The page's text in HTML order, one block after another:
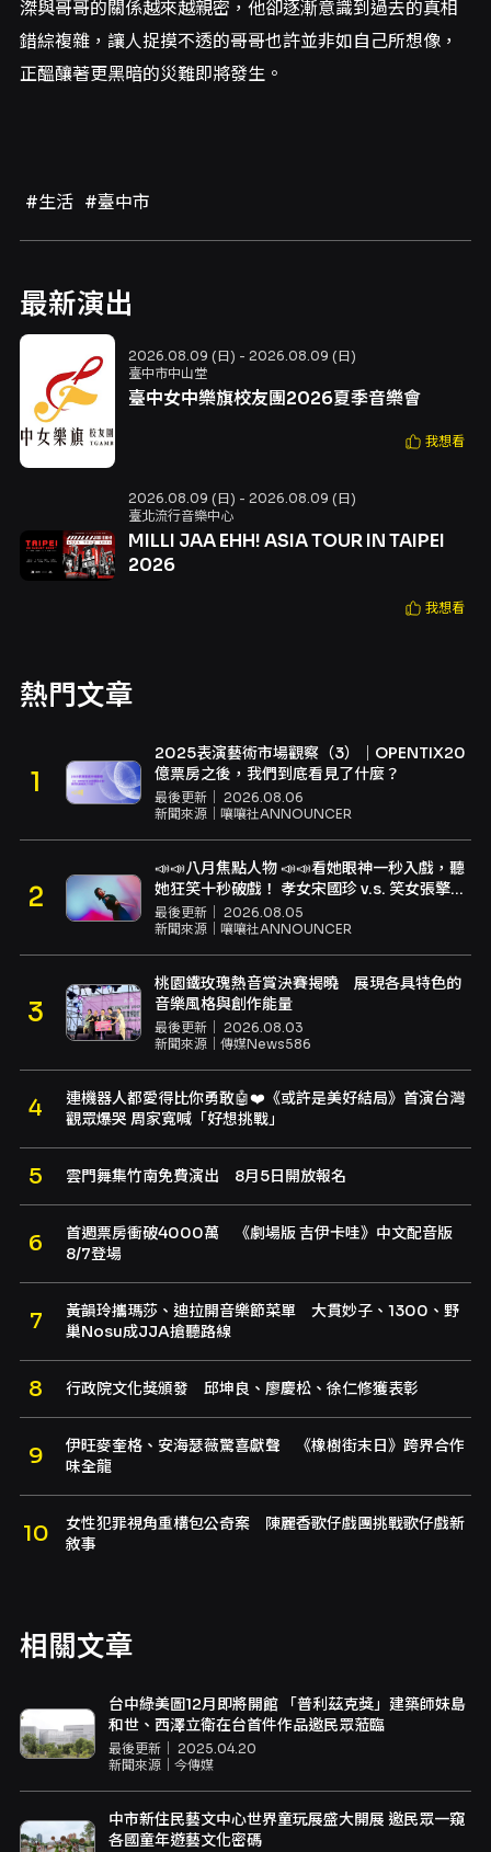
滐與哥哥的關係越來越親密，他卻逐漸意識到過去的真相
錯綜複雜，讓人捉摸不透的哥哥也許並非如自己所想像，
正醞釀著更黑暗的災難即將發生。
#生活 #臺中市
最新演出
2026.08.09 (日) - 2026.08.09 (日)
臺中市中山堂
臺中女中樂旗校友團2026夏季音樂會
我想看
2026.08.09 (日) - 2026.08.09 (日)
臺北流行音樂中心
MILLI JAA EHH! ASIA TOUR IN TAIPEI
2026
我想看
熱門文章
2025表演藝術市場觀察（3）｜OPENTIX20
億票房之後，我們到底看見了什麼？
最後更新｜ 2026.08.06
新聞來源｜ 嚷嚷社ANNOUNCER
📣📣八月焦點人物 📣📣看她眼神一秒入戲，聽
她狂笑十秒破戲！ 孝女宋國珍 v.s. 笑女張擎
佳：本是同根生，相約壓車別太急
最後更新｜ 2026.08.05
新聞來源｜ 嚷嚷社ANNOUNCER
桃園鐵玫瑰熱音賞決賽揭曉 展現各具特色的
音樂風格與創作能量
最後更新｜ 2026.08.03
新聞來源｜ 傳媒News586
連機器人都愛得比你勇敢🤖❤️《或許是美好結局》首演台灣
觀眾爆哭 周家寬喊「好想挑戰」
雲門舞集竹南免費演出 8月5日開放報名
首週票房衝破4000萬 《劇場版 吉伊卡哇》中文配音版
8/7登場
黃韻玲攜瑪莎、迪拉開音樂節菜單 大貫妙子、1300、野
巢Nosu成JJA搶聽路線
行政院文化獎頒發 邱坤良、廖慶松、徐仁修獲表彰
伊旺麥奎格、安海瑟薇驚喜獻聲 《橡樹街末日》跨界合作
味全龍
女性犯罪視角重構包公奇案 陳麗香歌仔戲團挑戰歌仔戲新
敘事
相關文章
台中綠美圖12月即將開館 「普利茲克獎」建築師妹島
和世、西澤立衛在台首件作品邀民眾蒞臨
最後更新｜ 2025.04.20
新聞來源｜ 今傳媒
中市新住民藝文中心世界童玩展盛大開展 邀民眾一窺
各國童年遊藝文化密碼